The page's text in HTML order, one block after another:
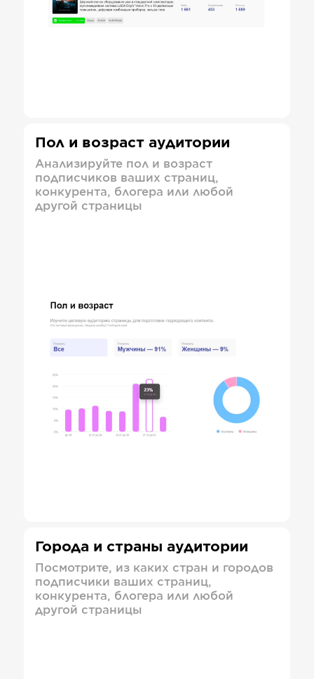
Пол и возраст аудитории
Анализируйте пол и возраст
подписчиков ваших страниц,
конкурента, блогера или любой
другой страницы
Города и страны аудитории
Посмотрите, из каких стран и городов
подписчики ваших страниц,
конкурента, блогера или любой
другой страницы